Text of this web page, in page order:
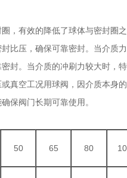
，有效的降低了球体与密封圈
比压，确保可靠密封。当介质
封。当介质的冲刷力较大时，
真空工况用球阀，因介质本身
保阀门长期可靠使用。
50 65 80